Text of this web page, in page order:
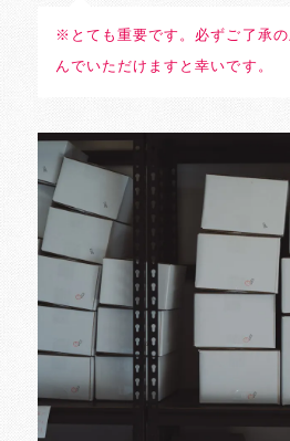
※とても重要です。必ずご了承の
んでいただけますと幸いです。